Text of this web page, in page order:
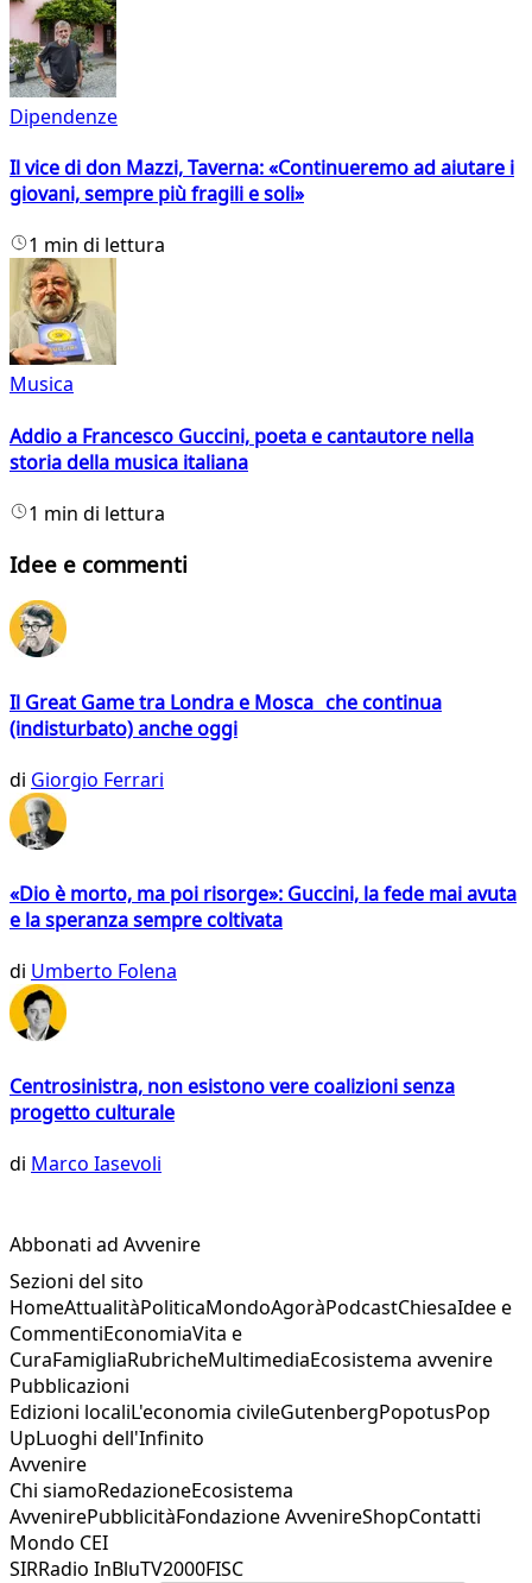
Dipendenze
Il vice di don Mazzi, Taverna: «Continueremo ad aiutare i
giovani, sempre più fragili e soli»
1 min di lettura
Musica
Addio a Francesco Guccini, poeta e cantautore nella
storia della musica italiana
1 min di lettura
Idee e commenti
Il Great Game tra Londra e Mosca che continua
(indisturbato) anche oggi
di Giorgio Ferrari
«Dio è morto, ma poi risorge»: Guccini, la fede mai avuta
e la speranza sempre coltivata
di Umberto Folena
Centrosinistra, non esistono vere coalizioni senza
progetto culturale
di Marco Iasevoli
Abbonati ad Avvenire
Sezioni del sito
HomeAttualitàPoliticaMondoAgoràPodcastChiesaIdee e
CommentiEconomiaVita e
CuraFamigliaRubricheMultimediaEcosistema avvenire
Pubblicazioni
Edizioni localiL'economia civileGutenbergPopotusPop
UpLuoghi dell'Infinito
Avvenire
Chi siamoRedazioneEcosistema
AvvenirePubblicitàFondazione AvvenireShopContatti
Mondo CEI
SIRRadio InBluTV2000FISC